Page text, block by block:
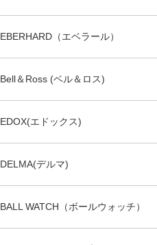
EBERHARD（エベラール）
Bell＆Ross (ベル＆ロス)
EDOX(エドックス)
DELMA(デルマ)
BALL WATCH（ボールウォッチ）